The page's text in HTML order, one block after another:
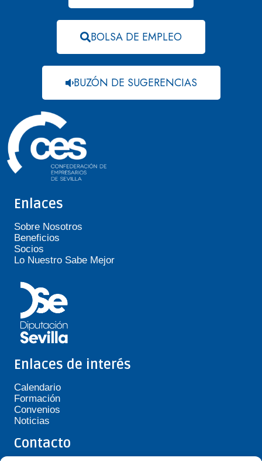
BOLSA DE EMPLEO
BUZÓN DE SUGERENCIAS
Enlaces
Sobre Nosotros
Beneficios
Socios
Lo Nuestro Sabe Mejor
Enlaces de interés
Calendario
Formación
Convenios
Noticias
Contacto